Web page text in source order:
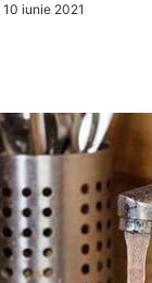
10 iunie 2021